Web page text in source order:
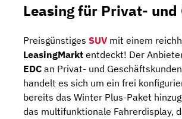
Leasing für Privat- und
Preisgünstiges SUV mit einem
LeasingMarkt entdeckt! Der
EDC an Privat- und
handelt es sich um ein frei
bereits das Winter Plus-Paket
das multifunktionale Fahrerdisplay,